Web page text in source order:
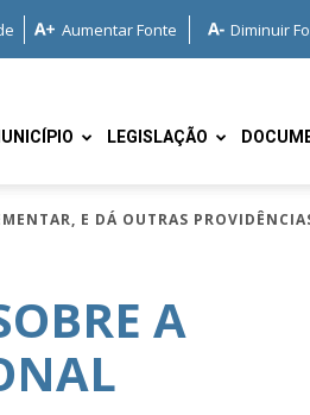
Aumentar Fonte Diminuir
LEGISLAÇÃO
E DÁ OUTRAS
A